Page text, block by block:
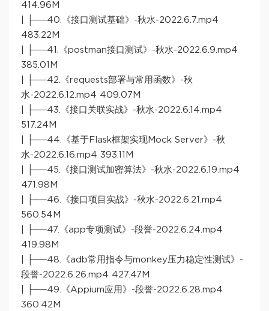
414.96M
| ├──40.《接口测试基础》-秋水-2022.6.7.mp4
483.22M
| ├──41.《postman接口测试》-秋水-2022.6.9.mp4
385.01M
| ├──42.《requests部署与常用函数》-秋
水-2022.6.12.mp4 409.07M
| ├──43.《接口关联实战》-秋水-2022.6.14.mp4
517.24M
| ├──44.《基于Flask框架实现Mock Server》-秋
水-2022.6.16.mp4 393.11M
| ├──45.《接口测试加密算法》-秋水-2022.6.19.mp4
471.98M
| ├──46.《接口项目实战》-秋水-2022.6.21.mp4
560.54M
| ├──47.《app专项测试》-段誉-2022.6.24.mp4
419.98M
| ├──48.《adb常用指令与monkey压力稳定性测试》-
段誉-2022.6.26.mp4 427.47M
| ├──49.《Appium应用》-段誉-2022.6.28.mp4
360.42M